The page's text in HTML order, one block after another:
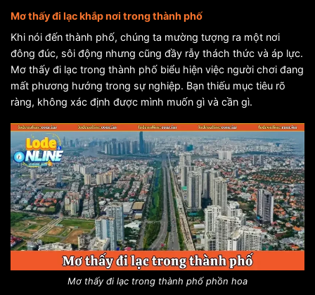
Mơ thấy đi lạc khắp nơi trong thành phố
Khi nói đến thành phố, chúng ta mường tượng ra một nơi
đông đúc, sôi động nhưng cũng đầy rẫy thách thức và áp lực.
Mơ thấy đi lạc trong thành phố biểu hiện việc người chơi đang
mất phương hướng trong sự nghiệp. Bạn thiếu mục tiêu rõ
ràng, không xác định được mình muốn gì và cần gì.
Mơ thấy đi lạc trong thành phố phồn hoa